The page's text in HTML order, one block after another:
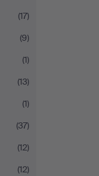
(17)
(9)
(1)
(13)
(1)
(37)
(12)
(12)